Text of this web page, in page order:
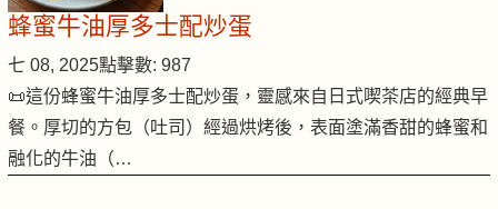
蜂蜜牛油厚多士配炒蛋
七 08, 2025點擊數: 987
📜這份蜂蜜牛油厚多士配炒蛋，靈感來自日式喫茶店的經典早
餐。厚切的方包（吐司）經過烘烤後，表面塗滿香甜的蜂蜜和
融化的牛油（…